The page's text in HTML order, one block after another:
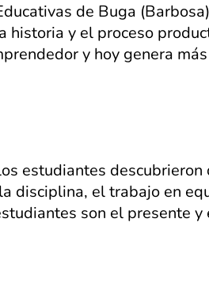
de Buga
historia y el proceso
y hoy genera
estudiantes
disciplina, el trabajo en
son el presente